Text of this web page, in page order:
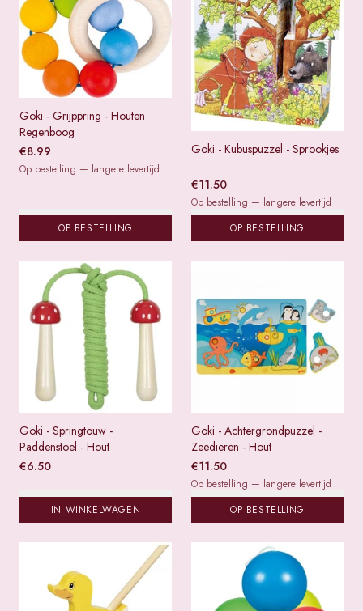
Goki - Grijppring - Houten
Regenboog
€8.99
Op bestelling — langere levertijd
OP BESTELLING
Goki - Kubuspuzzel - Sprookjes
€11.50
Op bestelling — langere levertijd
OP BESTELLING
Goki - Springtouw -
Paddenstoel - Hout
€6.50
IN WINKELWAGEN
Goki - Achtergrondpuzzel -
Zeedieren - Hout
€11.50
Op bestelling — langere levertijd
OP BESTELLING